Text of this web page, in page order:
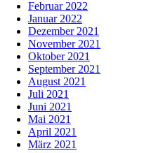
Februar 2022
Januar 2022
Dezember 2021
November 2021
Oktober 2021
September 2021
August 2021
Juli 2021
Juni 2021
Mai 2021
April 2021
März 2021